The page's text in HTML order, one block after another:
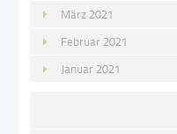
März 2021
Februar 2021
Januar 2021